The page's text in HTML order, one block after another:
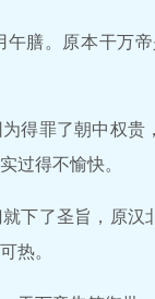
午膳。原本干万
得罪了朝中权
过得不愉快。
下了圣旨，原
热。